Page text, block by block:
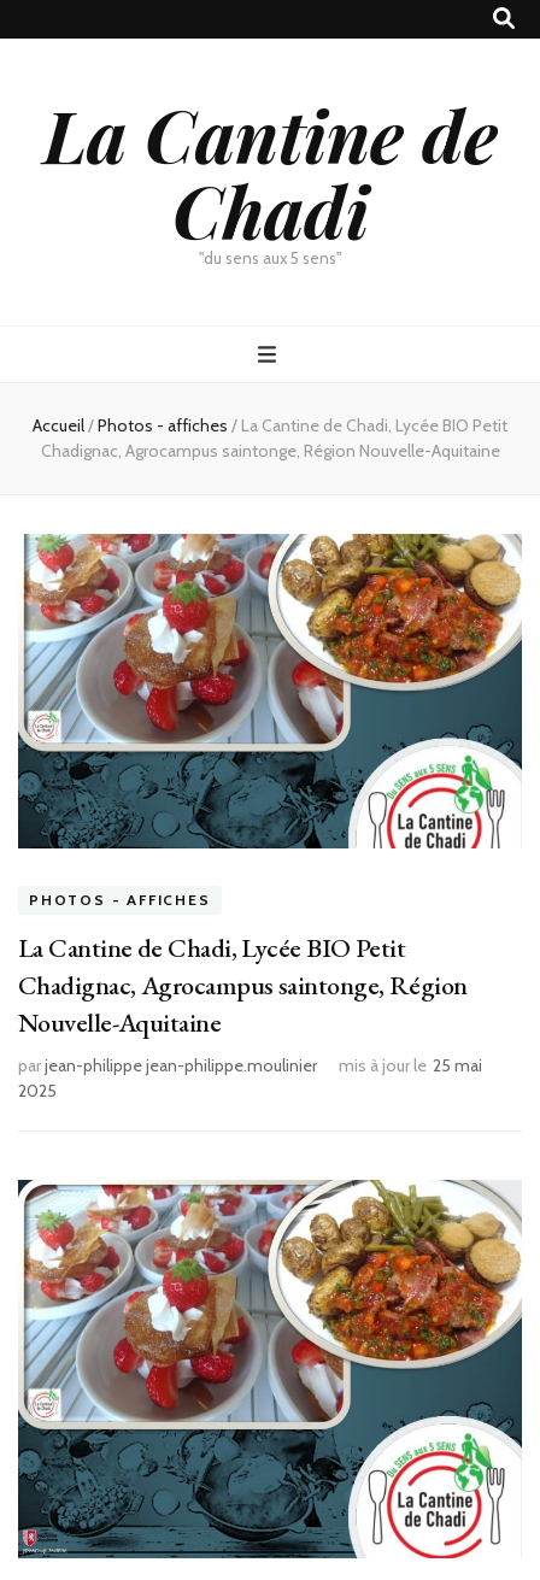
La Cantine de
Chadi
"du sens aux 5 sens"
Accueil/Photos - affiches / La Cantine de Chadi, Lycée BIO Petit
Chadignac, Agrocampus saintonge, Région Nouvelle-Aquitaine
PHOTOS - AFFICHES
La Cantine de Chadi, Lycée BIO Petit
Chadignac, Agrocampus saintonge, Région
Nouvelle-Aquitaine
parjean-philippe jean-philippe.moulinier mis à jour le 25 mai
2025